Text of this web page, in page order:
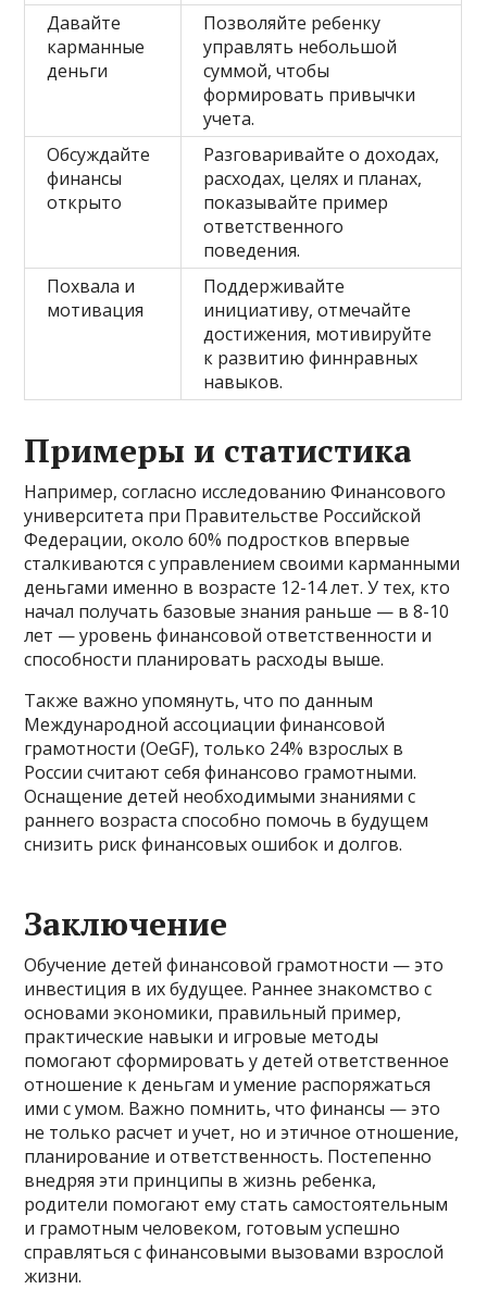
Давайте
карманные
деньги
Позволяйте ребенку
управлять небольшой
суммой, чтобы
формировать привычки
учета.
Обсуждайте
финансы
открыто
Разговаривайте о доходах,
расходах, целях и планах,
показывайте пример
ответственного
поведения.
Похвала и
мотивация
Поддерживайте
инициативу, отмечайте
достижения, мотивируйте
к развитию финнравных
навыков.
Примеры и статистика
Например, согласно исследованию Финансового
университета при Правительстве Российской
Федерации, около 60% подростков впервые
сталкиваются с управлением своими карманными
деньгами именно в возрасте 12-14 лет. У тех, кто
начал получать базовые знания раньше — в 8-10
лет — уровень финансовой ответственности и
способности планировать расходы выше.
Также важно упомянуть, что по данным
Международной ассоциации финансовой
грамотности (OeGF), только 24% взрослых в
России считают себя финансово грамотными.
Оснащение детей необходимыми знаниями с
раннего возраста способно помочь в будущем
снизить риск финансовых ошибок и долгов.
Заключение
Обучение детей финансовой грамотности — это
инвестиция в их будущее. Раннее знакомство с
основами экономики, правильный пример,
практические навыки и игровые методы
помогают сформировать у детей ответственное
отношение к деньгам и умение распоряжаться
ими с умом. Важно помнить, что финансы — это
не только расчет и учет, но и этичное отношение,
планирование и ответственность. Постепенно
внедряя эти принципы в жизнь ребенка,
родители помогают ему стать самостоятельным
и грамотным человеком, готовым успешно
справляться с финансовыми вызовами взрослой
жизни.